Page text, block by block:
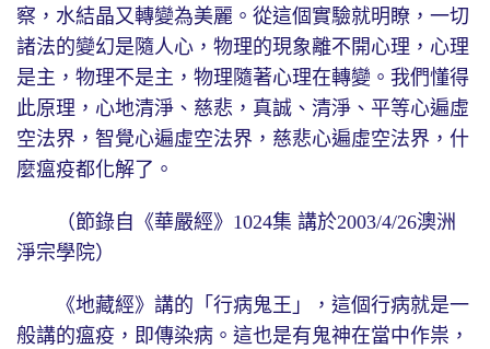
察，水結晶又轉變為美麗。從這個實驗就明瞭，一切
諸法的變幻是隨人心，物理的現象離不開心理，心理
是主，物理不是主，物理隨著心理在轉變。我們懂得
此原理，心地清淨、慈悲，真誠、清淨、平等心遍虛
空法界，智覺心遍虛空法界，慈悲心遍虛空法界，什
麼瘟疫都化解了。
（節錄自《華嚴經》1024集 講於2003/4/26澳洲
淨宗學院）
《地藏經》講的「行病鬼王」，這個行病就是一
般講的瘟疫，即傳染病。這也是有鬼神在當中作祟，